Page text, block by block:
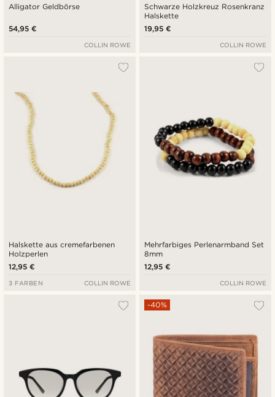
Alligator Geldbörse
54,95 €
COLLIN ROWE
Schwarze Holzkreuz Rosenkranz
Halskette
19,95 €
COLLIN ROWE
Halskette aus cremefarbenen
Holzperlen
12,95 €
3 FARBEN COLLIN ROWE
Mehrfarbiges Perlenarmband Set
8mm
12,95 €
COLLIN ROWE
-40%